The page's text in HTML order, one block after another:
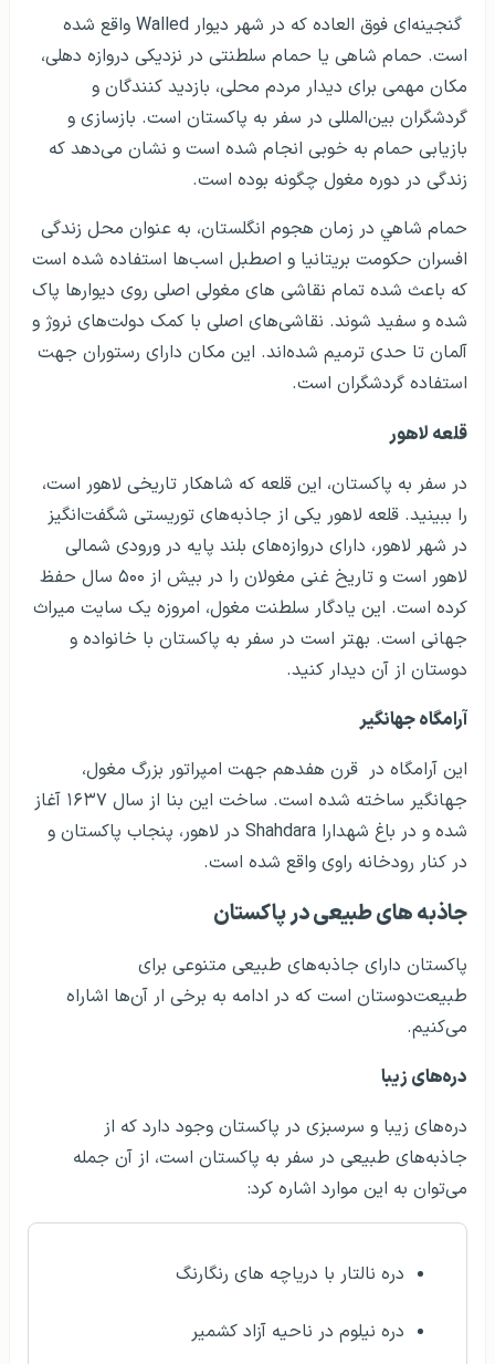
گنجینه‌ای فوق العاده که در شهر دیوار Walled واقع شده
است. حمام شاهی یا حمام سلطنتی در نزدیکی دروازه دهلی،
مکان مهمی برای دیدار مردم محلی، بازدید کنندگان و
گردشگران بین‌المللی در سفر به پاکستان است. بازسازی و
بازیابی حمام به خوبی انجام شده است و نشان می­‌دهد که
زندگی در دوره مغول چگونه بوده است.
حمام شاهي در زمان هجوم انگلستان، به عنوان محل زندگی
افسران حکومت بریتانیا و اصطبل اسب‌ها استفاده شده است
که باعث شده تمام نقاشی های مغولی اصلی روی دیوارها پاک
شده و سفید شوند. نقاشی‌های اصلی با کمک دولت‌های نروژ و
آلمان تا حدی ترمیم شده‌اند. این مکان دارای رستوران جهت
استفاده گردشگران است.
قلعه لاهور
در سفر به پاکستان، این قلعه که شاهکار تاریخی لاهور است،
را ببینید. قلعه لاهور یکی از جاذبه­‌های توریستی شگفت‌انگیز
در شهر لاهور، دارای دروازه‌های بلند پایه در ورودی شمالی
لاهور است و تاریخ غنی مغولان را در بیش از ۵۰۰ سال حفظ
کرده است. این یادگار سلطنت مغول، امروزه یک سایت میراث
جهانی است. بهتر است در سفر به پاکستان با خانواده و
دوستان از آن دیدار کنید.
آرامگاه جهانگیر
این آرامگاه در قرن هفدهم جهت امپراتور بزرگ مغول،
جهانگیر ساخته شده است. ساخت این بنا از سال ۱۶۳۷ آغاز
شده و در باغ شهدارا Shahdara در لاهور، پنجاب پاکستان و
در کنار رودخانه راوی واقع شده است.
جاذبه های طبیعی در پاکستان
پاکستان دارای جاذبه‌های طبیعی متنوعی برای
طبیعت‌دوستان است که در ادامه به برخی ار آن‌ها اشاراه
می‌کنیم.
دره‌های زیبا
دره‌های زیبا و سرسبزی در پاکستان وجود دارد که از
جاذبه‌های طبیعی در سفر به پاکستان است، از آن جمله
می‌توان به این موارد اشاره کرد:
دره نالتار با دریاچه های رنگارنگ
دره نیلوم در ناحیه آزاد کشمیر